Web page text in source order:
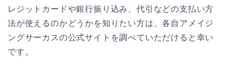
レジットカードや銀行振り込み、代引などの支払い方
法が使えるのかどうかを知りたい方は、各自アメイジ
ングサーカスの公式サイトを調べていただけると幸い
です。